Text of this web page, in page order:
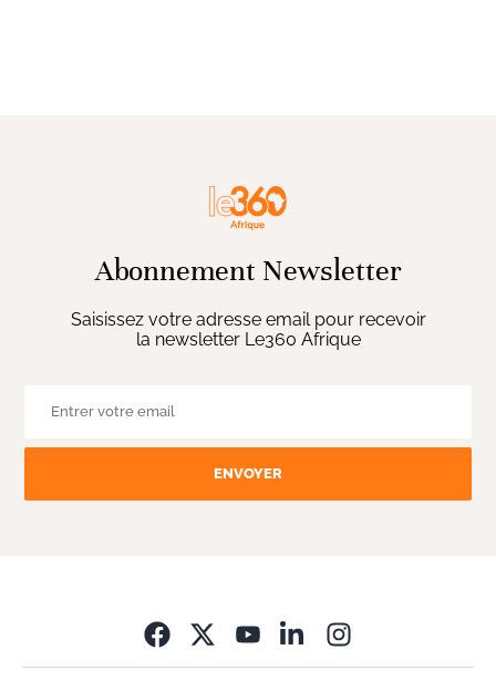
Abonnement Newsletter
Saisissez votre adresse email pour recevoir
la newsletter Le360 Afrique
ENVOYER